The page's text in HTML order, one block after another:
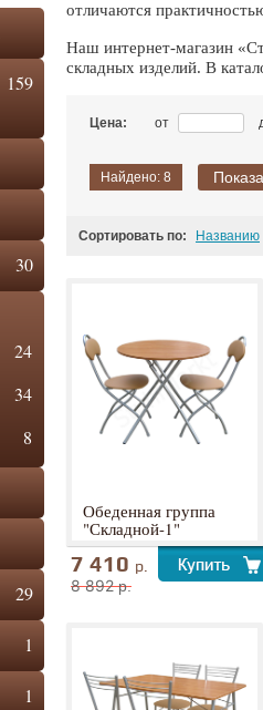
159
30
24
34
8
29
1
1
отличаются
Наш интернет-магазин
складных изделий. В
Цена: от
Найдено: 8
Сортировать по: Названию
Обеденная группа
"Складной-1"
8 892р.
7 410 р.